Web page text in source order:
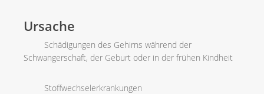
Ursache
Schädigungen des Gehirns während der
Schwangerschaft, der Geburt oder in der frühen Kindheit
Stoffwechselerkrankungen